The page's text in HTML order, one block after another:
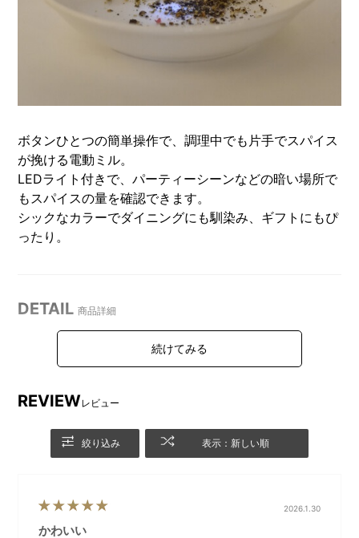
ボタンひとつの簡単操作で、調理中でも片手でスパイス
が挽ける電動ミル。
LEDライト付きで、パーティーシーンなどの暗い場所で
もスパイスの量を確認できます。
シックなカラーでダイニングにも馴染み、ギフトにもぴ
ったり。
DETAIL商品詳細
ボタンを押すだけで調理中で
動ミルです。
①電源ユニットに単4電池6本
②容器内にスパイスを入れま
③電源ユニットカバーをかぶ
REVIEWレビュー
絞り込み 表示：新しい順
2026.1.30
かわいい